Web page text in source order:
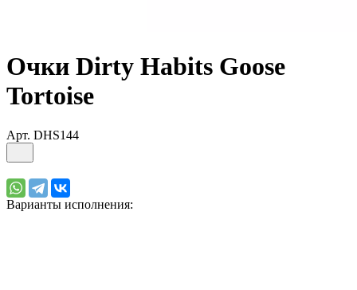
Очки Dirty Habits Goose
Tortoise
Арт. DHS144
Варианты исполнения: